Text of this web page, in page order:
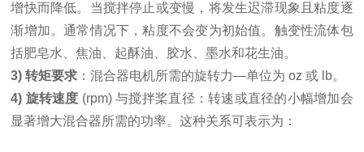
增快而降低。当搅拌停止或变慢，将发生迟滞现象且粘度逐
渐增加。通常情况下，粘度不会变为初始值。触变性流体包
括肥皂水、焦油、起酥油、胶水、墨水和花生油。
3) 转矩要求 ：混合器电机所需的旋转力—单位为 oz 或 lb。
4) 旋转速度 (rpm) 与搅拌桨直径：转速或直径的小幅增加会
显著增大混合器所需的功率。这种关系可表示为：